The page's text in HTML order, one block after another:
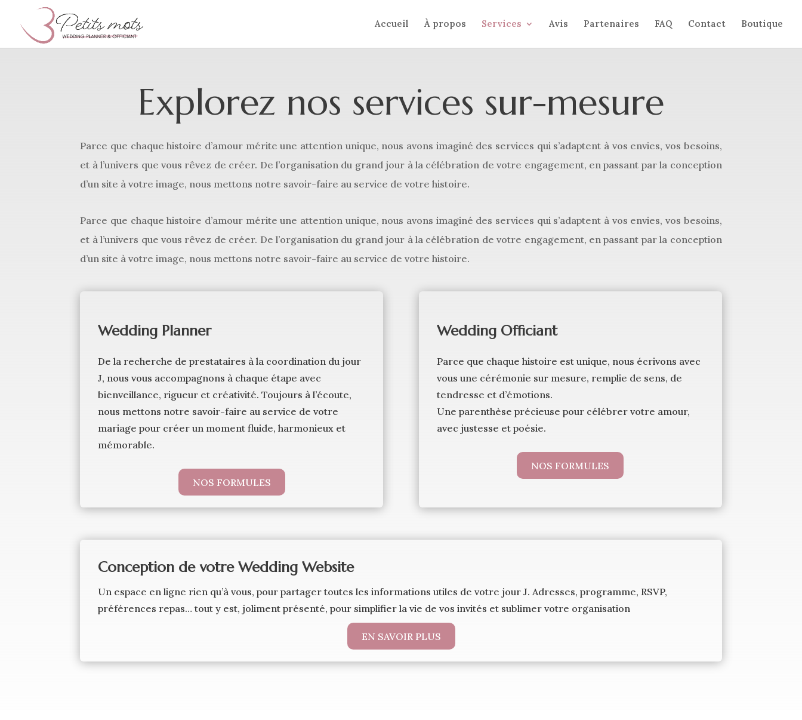
Accueil À propos Services Avis Partenaires FAQ Contact Boutique
Explorez nos services sur-mesure
Parce que chaque histoire d’amour mérite une attention unique, nous avons imaginé des services qui s’adaptent à vos envies, vos besoins,
et à l’univers que vous rêvez de créer. De l’organisation du grand jour à la célébration de votre engagement, en passant par la conception
d’un site à votre image, nous mettons notre savoir-faire au service de votre histoire.
Parce que chaque histoire d’amour mérite une attention unique, nous avons imaginé des services qui s’adaptent à vos envies, vos besoins,
et à l’univers que vous rêvez de créer. De l’organisation du grand jour à la célébration de votre engagement, en passant par la conception
d’un site à votre image, nous mettons notre savoir-faire au service de votre histoire.
Wedding Planner
De la recherche de prestataires à la coordination du jour
J, nous vous accompagnons à chaque étape avec
bienveillance, rigueur et créativité. Toujours à l’écoute,
nous mettons notre savoir-faire au service de votre
mariage pour créer un moment fluide, harmonieux et
mémorable.
NOS FORMULES
Wedding Officiant
Parce que chaque histoire est unique, nous écrivons avec
vous une cérémonie sur mesure, remplie de sens, de
tendresse et d’émotions.
Une parenthèse précieuse pour célébrer votre amour,
avec justesse et poésie.
NOS FORMULES
Conception de votre Wedding Website
Un espace en ligne rien qu’à vous, pour partager toutes les informations utiles de votre jour J. Adresses, programme, RSVP,
préférences repas… tout y est, joliment présenté, pour simplifier la vie de vos invités et sublimer votre organisation
EN SAVOIR PLUS